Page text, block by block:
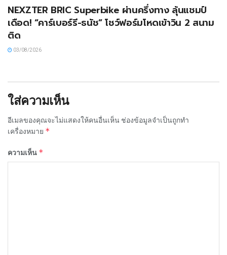
NEXZTER BRIC Superbike ผ่านครึ่งทาง ลุ้นแชมป์
เดือด! “คาร์เบอร์รี-ธนัช” โชว์ฟอร์มโหดเข้าวิน 2 สนาม
ติด
03/08/2026
ใส่ความเห็น
อีเมลของคุณจะไม่แสดงให้คนอื่นเห็น ช่องข้อมูลจำเป็นถูกทำ
เครื่องหมาย *
ความเห็น *